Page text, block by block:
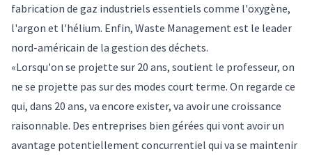
fabrication de gaz industriels essentiels comme l'oxygène,
l'argon et l'hélium. Enfin, Waste Management est le leader
nord-américain de la gestion des déchets.
«Lorsqu'on se projette sur 20 ans, soutient le professeur, on
ne se projette pas sur des modes court terme. On regarde ce
qui, dans 20 ans, va encore exister, va avoir une croissance
raisonnable. Des entreprises bien gérées qui vont avoir un
avantage potentiellement concurrentiel qui va se maintenir